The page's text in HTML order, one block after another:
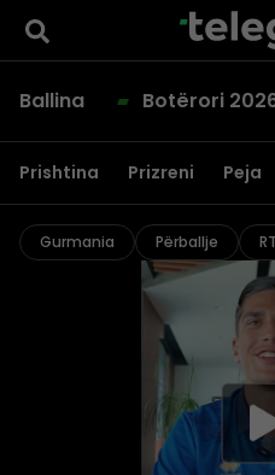
Ballina Botërori
Prishtina Prizreni Peja
Gurmania Përballje